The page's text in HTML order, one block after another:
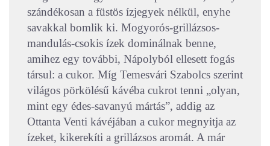
szándékosan a füstös ízjegyek nélkül, enyhe
savakkal bomlik ki. Mogyorós-grillázsos-
mandulás-csokis ízek dominálnak benne,
amihez egy további, Nápolyból ellesett fogás
társul: a cukor. Míg Temesvári Szabolcs szerint
világos pörkölésű kávéba cukrot tenni „olyan,
mint egy édes-savanyú mártás”, addig az
Ottanta Venti kávéjában a cukor megnyitja az
ízeket, kikerekíti a grillázsos aromát. A már